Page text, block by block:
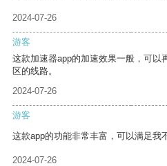
2024-07-26
游客
这款加速器app的加速效果一般，可以
区的线路。
2024-07-26
游客
这款app的功能非常丰富，可以满足我
2024-07-26